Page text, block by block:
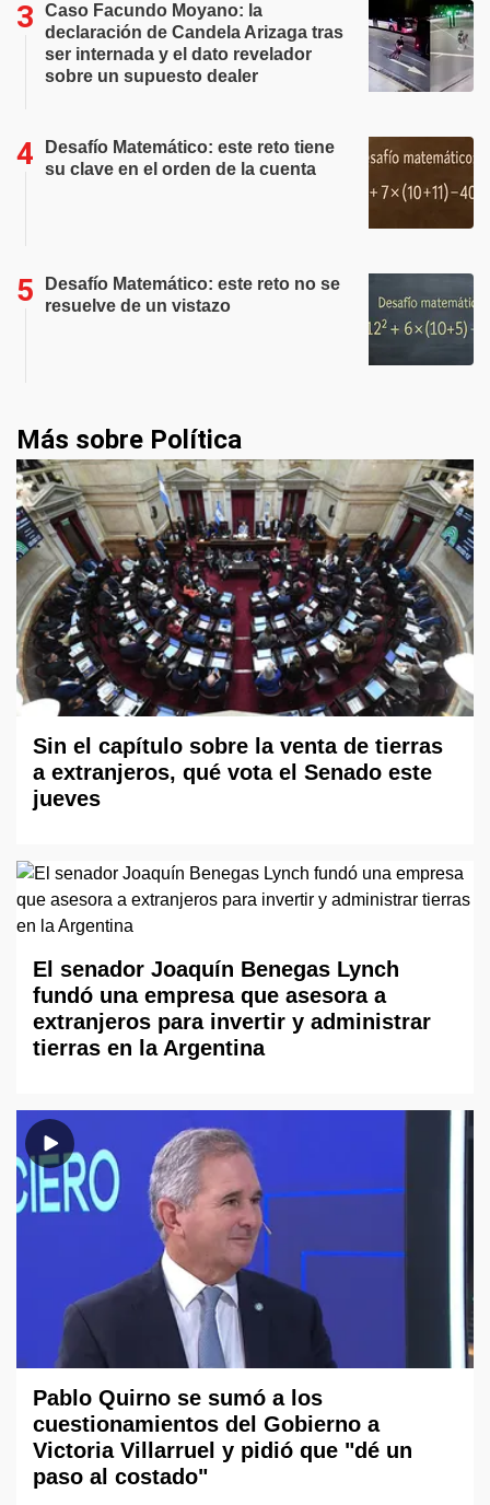
Caso Facundo Moyano: la
declaración de Candela Arizaga tras
ser internada y el dato revelador
sobre un supuesto dealer
Desafío Matemático: este reto tiene
su clave en el orden de la cuenta
Desafío Matemático: este reto no se
resuelve de un vistazo
Más sobre Política
Sin el capítulo sobre la venta de tierras
a extranjeros, qué vota el Senado este
jueves
El senador Joaquín Benegas Lynch
fundó una empresa que asesora a
extranjeros para invertir y administrar
tierras en la Argentina
Pablo Quirno se sumó a los
cuestionamientos del Gobierno a
Victoria Villarruel y pidió que "dé un
paso al costado"